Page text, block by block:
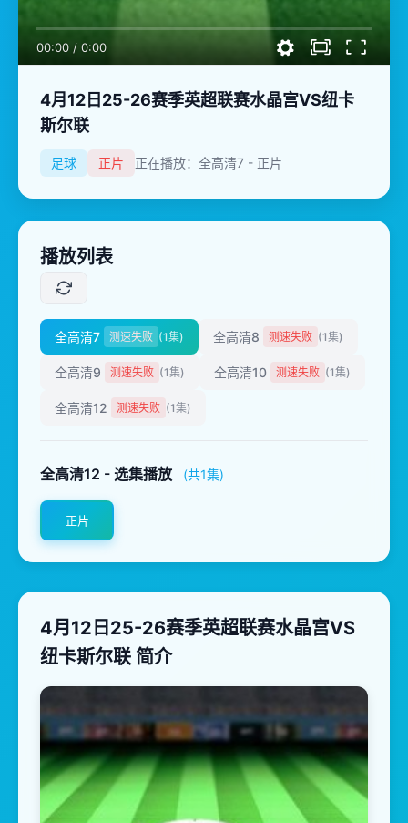
00:00 / 0:00
4月12日25-26赛季英超联赛水晶宫VS纽卡
斯尔联
足球 正片 正在播放：全高清7 - 正片
播放列表
全高清7 测速失败 (1集) 全高清8 测速失败 (1集)
全高清9 测速失败 (1集) 全高清10 测速失败 (1集)
全高清12 测速失败 (1集)
全高清12 - 选集播放 (共1集)
正片
4月12日25-26赛季英超联赛水晶宫VS
纽卡斯尔联 简介